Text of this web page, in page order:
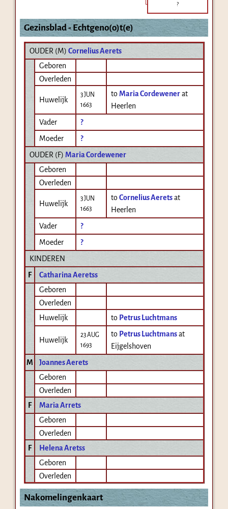
?
Gezinsblad - Echtgeno(o)t(e)
OUDER (M) Cornelius Aerets
Geboren
Overleden
Huwelijk
3 JUN
1663
toMaria Cordewener at
Heerlen
Vader
?
Moeder
?
OUDER (F) Maria Cordewener
Geboren
Overleden
Huwelijk
3 JUN
1663
toCornelius Aerets at
Heerlen
Vader
?
Moeder
?
KINDEREN
F
Catharina Aeretss
Geboren
Overleden
Huwelijk
to Petrus Luchtmans
Huwelijk
23 AUG
1693
to Petrus Luchtmans at
Eijgelshoven
M
Joannes Aerets
Geboren
Overleden
F
Maria Arrets
Geboren
Overleden
F
Helena Aretss
Geboren
Overleden
Nakomelingenkaart